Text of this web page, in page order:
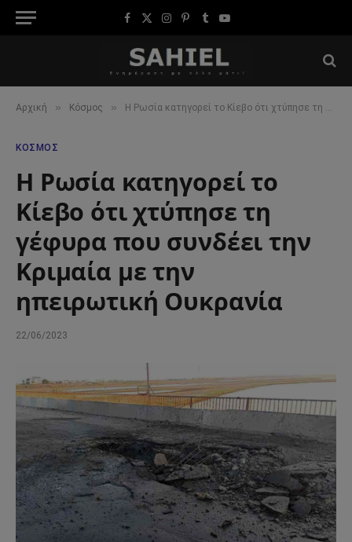
Facebook
X
Instagram
Pinterest
TumblrYouTube
Αρχική » Κόσμος » Η Ρωσία κατηγορεί το Κίεβο ότι χτύπησε τη γέφυρα που συνδέει την Κριμαία με την ηπειρωτική Ουκρανία
ΚΌΣΜΟΣ
Η Ρωσία κατηγορεί το
Κίεβο ότι χτύπησε τη
γέφυρα που συνδέει την
Κριμαία με την
ηπειρωτική Ουκρανία
22/06/2023